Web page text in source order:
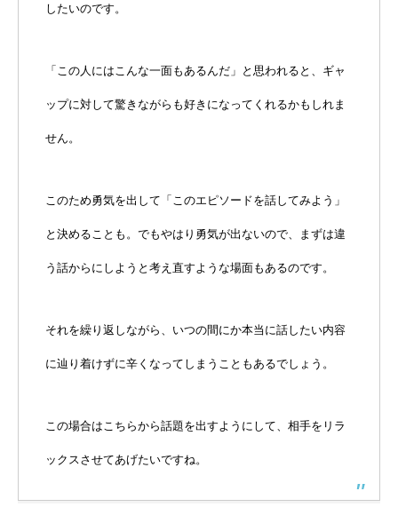
したいのです。
「この人にはこんな一面もあるんだ」と思われると、ギャ
ップに対して驚きながらも好きになってくれるかもしれま
せん。
このため勇気を出して「このエピソードを話してみよう」
と決めることも。でもやはり勇気が出ないので、まずは違
う話からにしようと考え直すような場面もあるのです。
それを繰り返しながら、いつの間にか本当に話したい内容
に辿り着けずに辛くなってしまうこともあるでしょう。
この場合はこちらから話題を出すようにして、相手をリラ
ックスさせてあげたいですね。